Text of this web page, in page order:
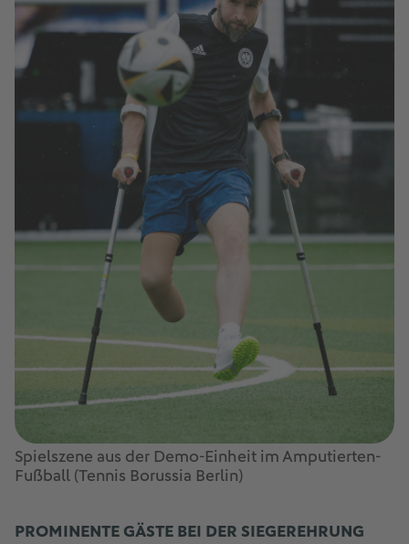
Spielszene aus der Demo-Einheit im Amputierten-
Fußball (Tennis Borussia Berlin)
PROMINENTE GÄSTE BEI DER SIEGEREHRUNG